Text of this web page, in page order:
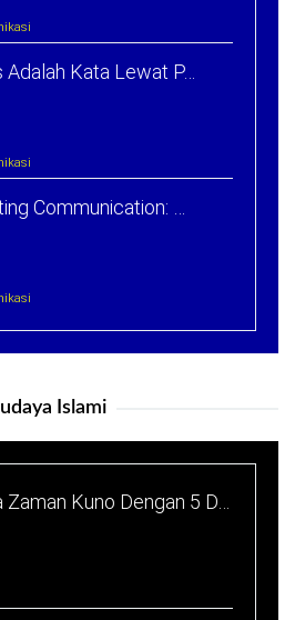
Kata Lewat P…
Communication: …
Islami
Zaman Kuno Dengan 5 D…